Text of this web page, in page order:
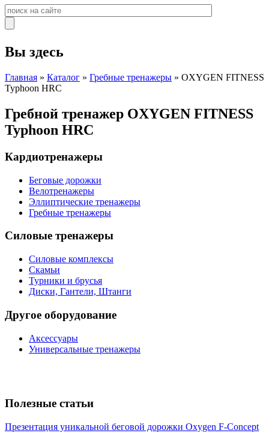
Вы здесь
Главная » Каталог » Гребные тренажеры » OXYGEN FITNESS
Typhoon HRC
Гребной тренажер OXYGEN FITNESS
Typhoon HRC
Кардиотренажеры
Беговые дорожки
Велотренажеры
Эллиптические тренажеры
Гребные тренажеры
Силовые тренажеры
Силовые комплексы
Скамьи
Турники и брусья
Диски, Гантели, Штанги
Другое оборудование
Аксессуары
Универсальные тренажеры
Полезные статьи
Презентация уникальной беговой дорожки Oxygen F-Concept